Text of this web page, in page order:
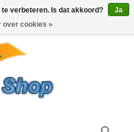
verbeteren. Is dat akkoord?
Ja
over cookies »